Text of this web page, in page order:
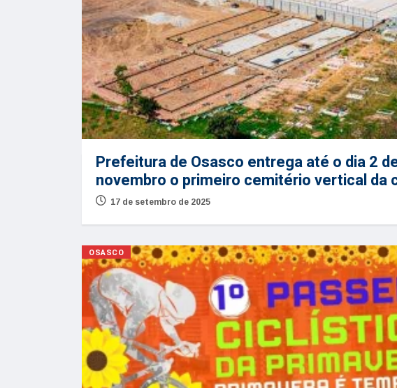
Prefeitura de Osasco entrega até o dia 2
novembro o primeiro cemitério vertical da
17 de setembro de 2025
OSASCO